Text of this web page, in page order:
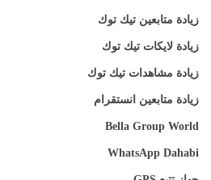
زيادة متابعين تيك توك
زيادة لايكات تيك توك
زيادة مشاهدات تيك توك
زيادة متابعين انستقرام
Bella Group World
WhatsApp Dahabi